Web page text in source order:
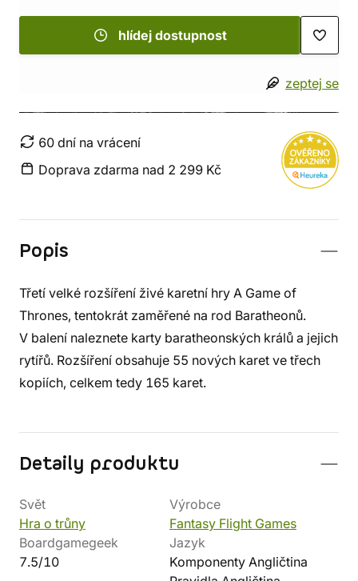
hlídej dostupnost
zeptej se
60 dní na vrácení
Doprava zdarma nad 2 299 Kč
Popis
Třetí velké rozšíření živé karetní hry A Game of
Thrones, tentokrát zaměřené na rod Baratheonů.
V balení naleznete karty baratheonských králů a jejich
rytířů. Rozšíření obsahuje 55 nových karet ve třech
kopiích, celkem tedy 165 karet.
Detaily produktu
Svět
Hra o trůny
Výrobce
Fantasy Flight Games
Boardgamegeek
7.5/10
Jazyk
Komponenty Angličtina